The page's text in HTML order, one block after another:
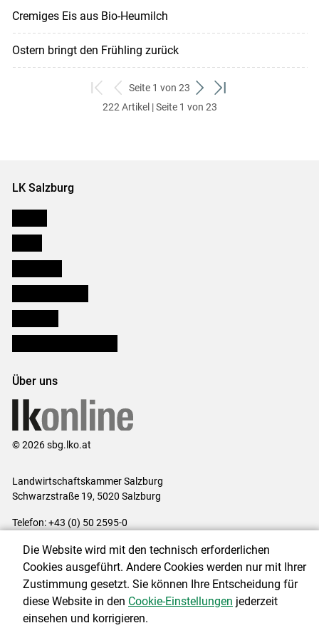
Cremiges Eis aus Bio-Heumilch
Ostern bringt den Frühling zurück
zum
ersten
zurück
zum
Seite 1 von 23
weiter
zum
zum
222 Artikel | Seite 1 von 23
LK Salzburg
Über uns
© 2026 sbg.lko.at
Landwirtschaftskammer Salzburg
Schwarzstraße 19, 5020 Salzburg
Telefon: +43 (0) 50 2595-0
Impressum|Kontakt|Datenschutzerklärung|Barrierefreiheit|
Cookie-Einstellungen
Die Website wird mit den technisch erforderlichen
Cookies ausgeführt. Andere Cookies werden nur mit Ihrer
Zustimmung gesetzt. Sie können Ihre Entscheidung für
diese Website in den Cookie-Einstellungen jederzeit
einsehen und korrigieren.